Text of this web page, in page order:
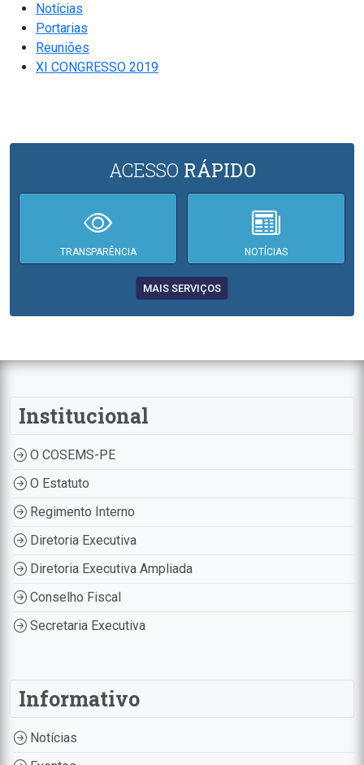
Notícias
Portarias
Reuniões
XI CONGRESSO 2019
ACESSO RÁPIDO
TRANSPARÊNCIA NOTÍCIAS
MAIS SERVIÇOS
Institucional
O COSEMS-PE
O Estatuto
Regimento Interno
Diretoria Executiva
Diretoria Executiva Ampliada
Conselho Fiscal
Secretaria Executiva
Informativo
Notícias